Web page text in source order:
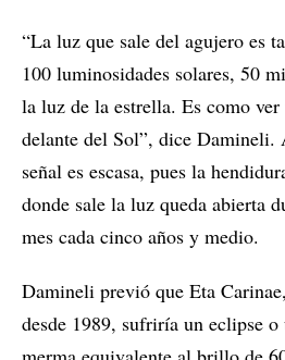
“La luz que sale del agujero es
100 luminosidades solares, 50
la luz de la estrella. Es como
delante del Sol”, dice Damineli.
señal es escasa, pues la
donde sale la luz queda abierta
mes cada cinco años y medio.
Damineli previó que Eta
desde 1989, sufriría un eclipse o